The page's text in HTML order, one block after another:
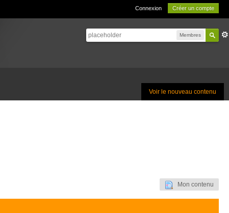
Connexion Créer un compte
Membres
Voir le nouveau contenu
Mon contenu